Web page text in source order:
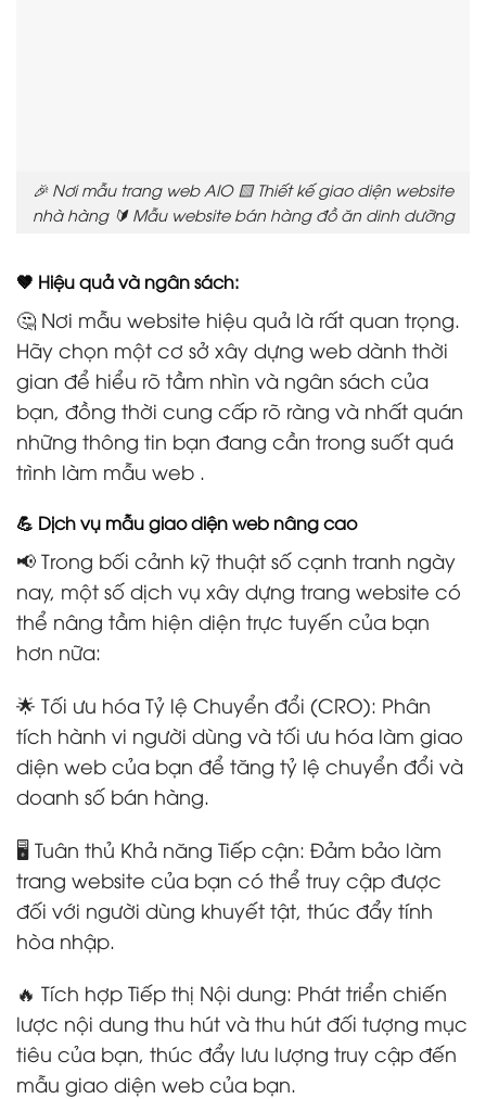
🎉 Nơi mẫu trang web AIO 🟨 Thiết kế giao diện website
nhà hàng 🔰 Mẫu website bán hàng đồ ăn dinh dưỡng
🤎 Hiệu quả và ngân sách:
🤔 Nơi mẫu website hiệu quả là rất quan trọng.
Hãy chọn một cơ sở xây dựng web dành thời
gian để hiểu rõ tầm nhìn và ngân sách của
bạn, đồng thời cung cấp rõ ràng và nhất quán
những thông tin bạn đang cần trong suốt quá
trình làm mẫu web .
💪 Dịch vụ mẫu giao diện web nâng cao
📢 Trong bối cảnh kỹ thuật số cạnh tranh ngày
nay, một số dịch vụ xây dựng trang website có
thể nâng tầm hiện diện trực tuyến của bạn
hơn nữa:
🌟 Tối ưu hóa Tỷ lệ Chuyển đổi (CRO): Phân
tích hành vi người dùng và tối ưu hóa làm giao
diện web của bạn để tăng tỷ lệ chuyển đổi và
doanh số bán hàng.
🖥️ Tuân thủ Khả năng Tiếp cận: Đảm bảo làm
trang website của bạn có thể truy cập được
đối với người dùng khuyết tật, thúc đẩy tính
hòa nhập.
🔥 Tích hợp Tiếp thị Nội dung: Phát triển chiến
lược nội dung thu hút và thu hút đối tượng mục
tiêu của bạn, thúc đẩy lưu lượng truy cập đến
mẫu giao diện web của bạn.